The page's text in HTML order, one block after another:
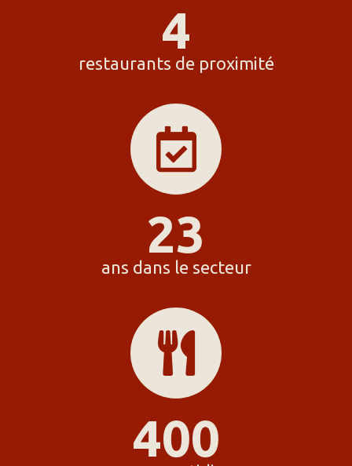
4
restaurants de proximité
23
ans dans le secteur
400